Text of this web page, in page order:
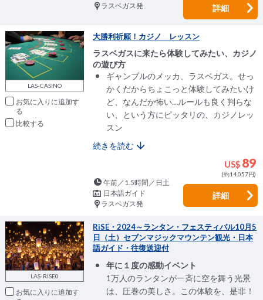
ラスベガス発
詳細
LAS-CASINO
お気に入りに追加
比較
大勝利祈願！カジノ レッスン
ラスベガスに来たら体験してみたい、カジノ
の遊び方
ギャンブルのメッカ、ラスベガス。せっ
かくだからちょこっと体験してみたいけ
ど、なんだか怖い…ルールも良く判らな
い、という方にピッタリの、カジノレッ
スン
続きを読む
US$ 89
(約14,057円)
午前／1.5時間／日土
日本語ガイド
ラスベガス発
詳細
LAS-RISE0
お気に入りに追加
RiSE・2024～ランタン・フェスティバル10月5
日（土）セブンマジックマウンテン観光・日本
語ガイド・往復送迎付
年に１度の感動イベント
1万人のランタンが一斉に空を舞う光景
は、圧巻の美しさ。この体験を、是非！